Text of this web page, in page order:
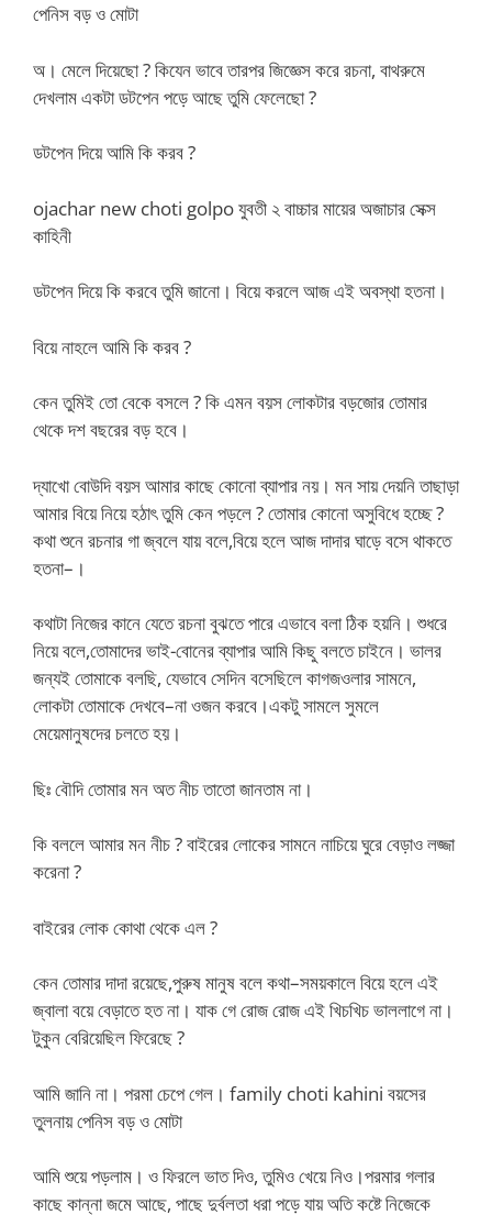
পেনিস বড় ও মোটা
অ। মেলে দিয়েছো ? কিযেন ভাবে তারপর জিজ্ঞেস করে রচনা, বাথরুমে
দেখলাম একটা ডটপেন পড়ে আছে তুমি ফেলেছো ?
ডটপেন দিয়ে আমি কি করব ?
ojachar new choti golpo যুবতী ২ বাচ্চার মায়ের অজাচার সেক্স
কাহিনী
ডটপেন দিয়ে কি করবে তুমি জানো। বিয়ে করলে আজ এই অবস্থা হতনা।
বিয়ে নাহলে আমি কি করব ?
কেন তুমিই তো বেকে বসলে ? কি এমন বয়স লোকটার বড়জোর তোমার
থেকে দশ বছরের বড় হবে।
দ্যাখো বোউদি বয়স আমার কাছে কোনো ব্যাপার নয়। মন সায় দেয়নি তাছাড়া
আমার বিয়ে নিয়ে হঠাৎ তুমি কেন পড়লে ? তোমার কোনো অসুবিধে হচ্ছে ?
কথা শুনে রচনার গা জ্বলে যায় বলে,বিয়ে হলে আজ দাদার ঘাড়ে বসে থাকতে
হতনা–।
কথাটা নিজের কানে যেতে রচনা বুঝতে পারে এভাবে বলা ঠিক হয়নি। শুধরে
নিয়ে বলে,তোমাদের ভাই-বোনের ব্যাপার আমি কিছু বলতে চাইনে। ভালর
জন্যই তোমাকে বলছি, যেভাবে সেদিন বসেছিলে কাগজওলার সামনে,
লোকটা তোমাকে দেখবে–না ওজন করবে।একটু সামলে সুমলে
মেয়েমানুষদের চলতে হয়।
ছিঃ বৌদি তোমার মন অত নীচ তাতো জানতাম না।
কি বললে আমার মন নীচ ? বাইরের লোকের সামনে নাচিয়ে ঘুরে বেড়াও লজ্জা
করেনা ?
বাইরের লোক কোথা থেকে এল ?
কেন তোমার দাদা রয়েছে,পুরুষ মানুষ বলে কথা–সময়কালে বিয়ে হলে এই
জ্বালা বয়ে বেড়াতে হত না। যাক গে রোজ রোজ এই খিচখিচ ভাললাগে না।
টুকুন বেরিয়েছিল ফিরেছে ?
আমি জানি না। পরমা চেপে গেল। family choti kahini বয়সের
তুলনায় পেনিস বড় ও মোটা
আমি শুয়ে পড়লাম। ও ফিরলে ভাত দিও, তুমিও খেয়ে নিও।পরমার গলার
কাছে কান্না জমে আছে, পাছে দুর্বলতা ধরা পড়ে যায় অতি কষ্টে নিজেকে